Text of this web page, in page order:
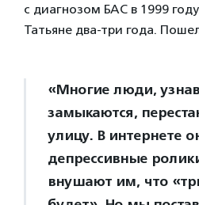
с диагнозом БАС в 1999
Татьяне два-три года.
«Многие люди,
замыкаются,
улицу. В интернете
депрессивные
внушают им, что